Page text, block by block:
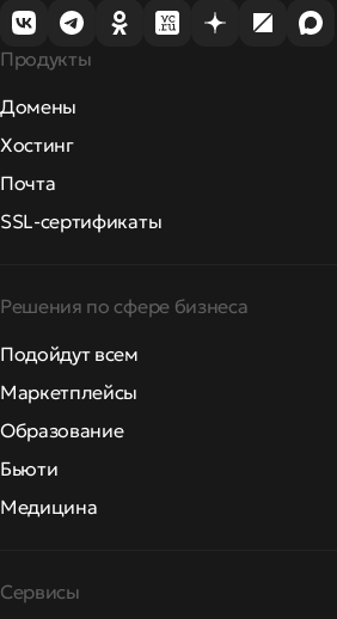
Продукты
Домены
Хостинг
Почта
SSL-сертификаты
Решения по сфере бизнеса
Подойдут всем
Маркетплейсы
Образование
Бьюти
Медицина
Сервисы